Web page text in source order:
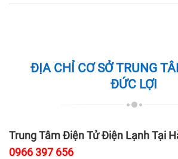
ĐỊA CHỈ CƠ SỞ TRUNG
ĐỨC LỢI
Trung Tâm Điện Tử Điện Lạnh Tại
0966 397 656